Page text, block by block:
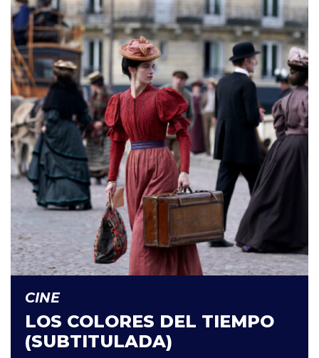
CINE
LOS COLORES DEL TIEMPO
(SUBTITULADA)